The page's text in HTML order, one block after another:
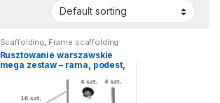
Scaffolding, Frame scaffolding
(Warsaw type)
Rusztowanie warszawskie
mega zestaw – rama, podest,